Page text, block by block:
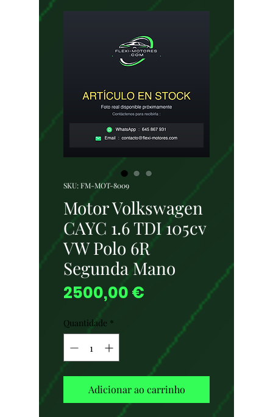
SKU: FM-MOT-8009
Motor Volkswagen
CAYC 1.6 TDI 105cv
VW Polo 6R
Segunda Mano
2500,00 €
Quantidade *
Adicionar ao carrinho